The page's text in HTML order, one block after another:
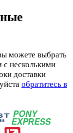
можете выбрать
с несколькими
доставки
обратитесь в